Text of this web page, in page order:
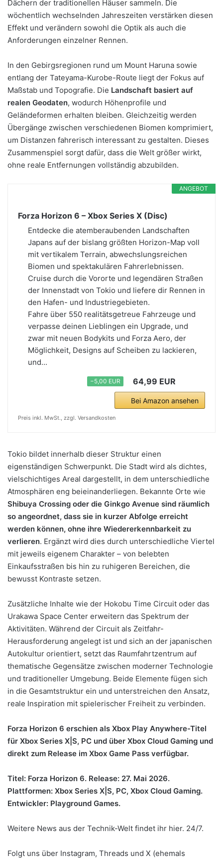
Dächern der traditionellen Häuser sammeln. Die
wöchentlich wechselnden Jahreszeiten verstärken diesen
Effekt und verändern sowohl die Optik als auch die
Anforderungen einzelner Rennen.
In den Gebirgsregionen rund um Mount Haruna sowie
entlang der Tateyama-Kurobe-Route liegt der Fokus auf
Maßstab und Topografie. Die Landschaft basiert auf
realen Geodaten, wodurch Höhenprofile und
Geländeformen erhalten bleiben. Gleichzeitig werden
Übergänge zwischen verschiedenen Biomen komprimiert,
um Distanzen fahrerisch interessant zu gestalten. Dieses
Zusammenspiel sorgt dafür, dass die Welt größer wirkt,
ohne reale Entfernungen vollständig abzubilden.
ANGEBOT
Forza Horizon 6 – Xbox Series X (Disc)
Entdecke die atemberaubenden Landschaften
Japans auf der bislang größten Horizon-Map voll
mit vertikalem Terrain, abwechslungsreichen
Biomen und spektakulären Fahrerlebnissen.
Cruise durch die Vororte und legendären Straßen
der Innenstadt von Tokio und liefere dir Rennen in
den Hafen- und Industriegebieten.
Fahre über 550 realitätsgetreue Fahrzeuge und
verpasse deinen Lieblingen ein Upgrade, und
zwar mit neuen Bodykits und Forza Aero, der
Möglichkeit, Designs auf Scheiben zu lackieren,
und...
−5,00 EUR 64,99 EUR
Bei Amazon ansehen
Preis inkl. MwSt., zzgl. Versandkosten
Tokio bildet innerhalb dieser Struktur einen
eigenständigen Schwerpunkt. Die Stadt wird als dichtes,
vielschichtiges Areal dargestellt, in dem unterschiedliche
Atmosphären eng beieinanderliegen. Bekannte Orte wie
Shibuya Crossing oder die Ginkgo Avenue sind räumlich
so angeordnet, dass sie in kurzer Abfolge erreicht
werden können, ohne ihre Wiedererkennbarkeit zu
verlieren. Ergänzt wird dies durch unterschiedliche Viertel
mit jeweils eigenem Charakter – von belebten
Einkaufsstraßen bis hin zu ruhigeren Bereichen, die
bewusst Kontraste setzen.
Zusätzliche Inhalte wie der Hokobu Time Circuit oder das
Urakawa Space Center erweitern das Spektrum der
Aktivitäten. Während der Circuit als Zeitfahr-
Herausforderung angelegt ist und sich an der japanischen
Autokultur orientiert, setzt das Raumfahrtzentrum auf
thematische Gegensätze zwischen moderner Technologie
und traditioneller Umgebung. Beide Elemente fügen sich
in die Gesamtstruktur ein und unterstreichen den Ansatz,
reale Inspiration mit spielerischer Freiheit zu verbinden.
Forza Horizon 6 erschien als Xbox Play Anywhere-Titel
für Xbox Series X|S, PC und über Xbox Cloud Gaming und
direkt zum Release im Xbox Game Pass verfügbar.
Titel: Forza Horizon 6. Release: 27. Mai 2026.
Plattformen: Xbox Series X|S, PC, Xbox Cloud Gaming.
Entwickler: Playground Games.
Weitere News aus der Technik-Welt findet ihr hier. 24/7.
Folgt uns über Instagram, Threads und X (ehemals